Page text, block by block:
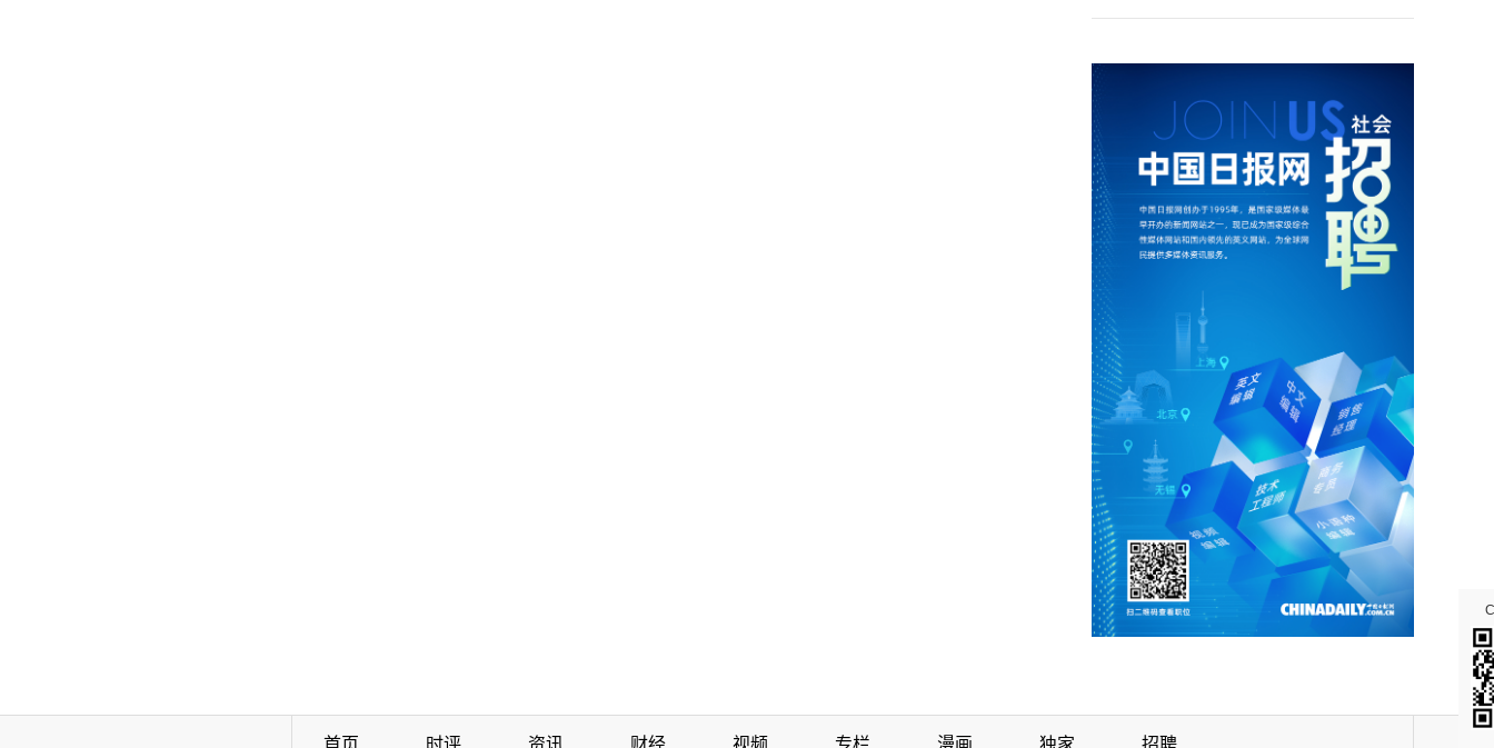
首页 时评 资讯 财经 视频 专栏 漫画 独家 招聘